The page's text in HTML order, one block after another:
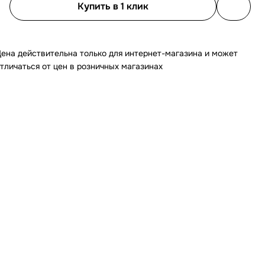
Купить в 1 клик
действительна только для интернет-магазина и может
от цен в розничных магазинах